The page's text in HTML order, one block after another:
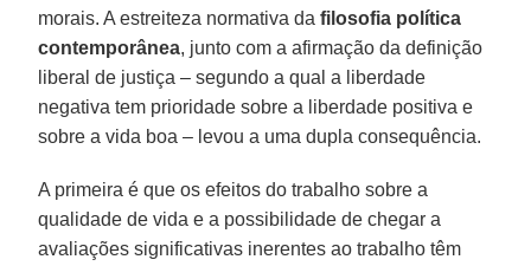
morais. A estreiteza normativa dafilosofia política
contemporânea, junto com a afirmação da definição
liberal de justiça – segundo a qual a liberdade
negativa tem prioridade sobre a liberdade positiva e
sobre a vida boa – levou a uma dupla consequência.
A primeira é que os efeitos do trabalho sobre a
qualidade de vida e a possibilidade de chegar a
avaliações significativas inerentes ao trabalho têm